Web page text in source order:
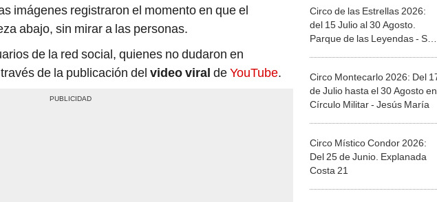
imágenes registraron el momento en que el
abajo, sin mirar a las personas.
de la red social, quienes no dudaron en
de la publicación del video viral deYouTube.
Circo de las Estrellas 2026:
del 15 Julio al 30 Agosto.
Parque de las Leyendas - San
Circo Montecarlo 2026: Del
de Julio hasta el 30 Agosto en
Círculo Militar - Jesús María
Circo Místico Condor 2026:
Del 25 de Junio. Explanada
Costa 21